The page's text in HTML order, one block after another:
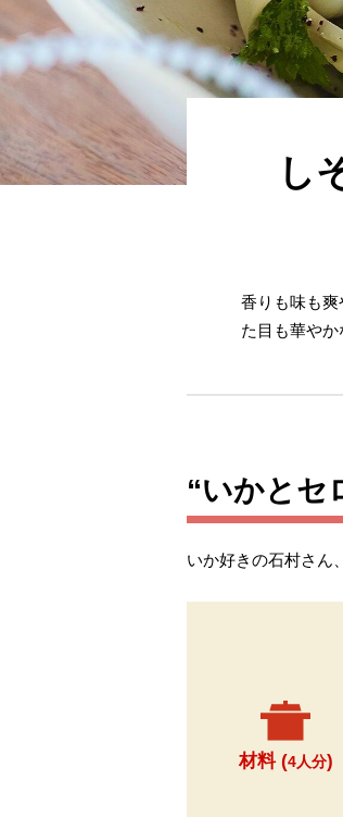
し
香りも味も
た目も華や
“いかとセ
いか好きの石村さん
材料 (4人分)